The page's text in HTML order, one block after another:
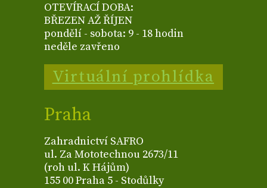
OTEVÍRACÍ DOBA:
BŘEZEN AŽ ŘÍJEN
pondělí - sobota: 9 - 18 hodin
neděle zavřeno
Virtuální prohlídka
Praha
Zahradnictví SAFRO
ul. Za Mototechnou 2673/11
(roh ul. K Hájům)
155 00 Praha 5 - Stodůlky